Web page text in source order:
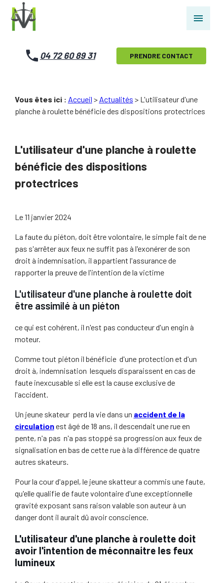
menu
04 72 60 89 31 PRENDRE CONTACT
Vous êtes ici : Accueil > Actualités > L'utilisateur d'une
planche à roulette bénéficie des dispositions protectrices
L'utilisateur d'une planche à roulette
bénéficie des dispositions
protectrices
Le11 janvier 2024
La faute du piéton, doit être volontaire, le simple fait de ne
pas s'arrêter aux feux ne suffit pas à l'exonérer de son
droit à indemnisation, il appartient l'assurance de
rapporter la preuve de l'intention de la victime
L'utilisateur d'une planche à roulette doit
être assimilé à un piéton
ce qui est cohérent, il n'est pas conducteur d'un engin à
moteur.
Comme tout piéton il bénéficie d'une protection et d'un
droit à, indemnisation lesquels disparaissent en cas de
faute inexcusable si elle est la cause exclusive de
l'accident.
Un jeune skateur perd la vie dans un accident de la
circulationest âgé de 18 ans, il descendait une rue en
pente, n'a pas n'a pas stoppé sa progression aux feux de
signalisation en bas de cette rue à la différence de quatre
autres skateurs.
Pour la cour d'appel, le jeune skatteur a commis une faute,
qu'elle qualifie de faute volontaire d'une exceptionnelle
gravité exposant sans raison valable son auteur à un
danger dont il aurait dû avoir conscience.
L'utilisateur d'une planche à roulette doit
avoir l'intention de méconnaitre les feux
lumineux
Panneau de gestion des cookies